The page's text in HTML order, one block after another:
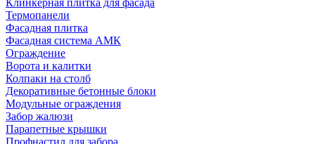
Клинкерная плитка для фасада
Термопанели
Фасадная плитка
Фасадная система АМК
Ограждение
Ворота и калитки
Колпаки на столб
Декоративные бетонные блоки
Модульные ограждения
Забор жалюзи
Парапетные крышки
Профнастил для забора